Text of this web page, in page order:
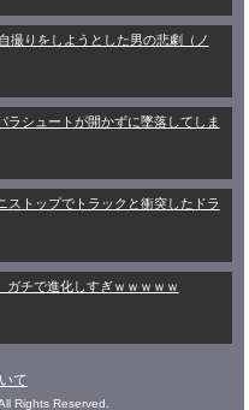
撮りをしようとした男の悲劇（ノ
ラシュートが開かずに墜落してしま
ストップでトラックと衝突したドラ
ガチで進化しすぎｗｗｗｗｗ
て
Rights Reserved.